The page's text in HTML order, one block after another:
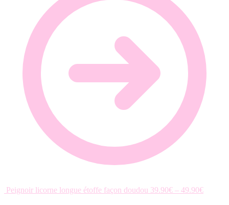
Peignoir licorne longue étoffe façon doudou 39.90€ – 49.90€